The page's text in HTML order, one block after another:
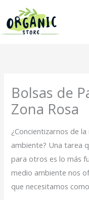
contenido
Bolsas de
Zona Rosa
¿Concientizarnos de
ambiente? Una tarea
para otros es lo más
medio ambiente nos
que necesitamos